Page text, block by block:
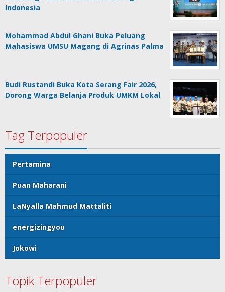
Indonesia
Mohammad Abdul Ghani Buka Peluang
Mahasiswa UMSU Magang di Agrinas Palma
Budi Rustandi Buka Kota Serang Fair 2026,
Dorong Warga Belanja Produk UMKM Lokal
Tag Terpopuler
Pertamina
Puan Maharani
LaNyalla Mahmud Mattaliti
energizingyou
Jokowi
Topik Terpopuler